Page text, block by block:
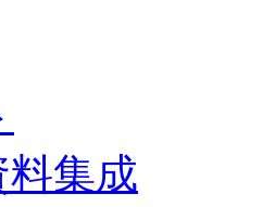
集成